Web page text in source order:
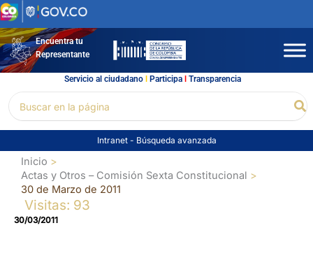
Ir
al
contenidoEncuentra tu
Representante
Servicio al ciudadano l Participal Transparencia
por:
Intranet - Búsqueda avanzada
Inicio
Actas y Otros – Comisión Sexta Constitucional
30 de Marzo de 2011
Visitas: 93
30/03/2011